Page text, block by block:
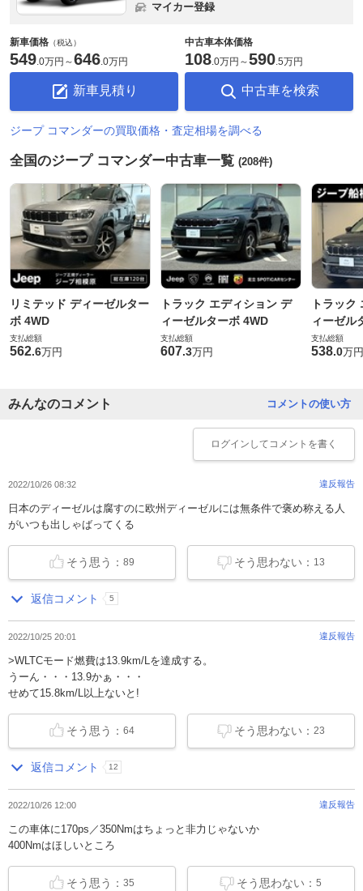
マイカー登録
新車価格 （税込）
549 0万円 ～646 0万円
新車見積り
中古車本体価格
108 0万円 ～590 5万円
中古車を検索
ジープ コマンダーの買取価格・査定相場を調べる
全国のジープ コマンダー中古車一覧 (208件)
リミテッド ディーゼルター
ボ 4WD
支払総額
562.6万円
トラック エディション デ
ィーゼルターボ 4WD
支払総額
607.3万円
トラック
ィーゼル
支払総額
538.0万円
コメントの使い方
みんなのコメント
ログイン してコメントを書く
2022/10/26 08:32 違反報告
日本のディーゼルは腐すのに欧州ディーゼルには無条件で褒め称える人
がいつも出しゃばってくる
そう思わない： 13
そう思う：89
返信コメント 5
2022/10/25 20:01 違反報告
>WLTCモード燃費は13.9km/Lを達成する。
うーん・・・13.9かぁ・・・
せめて15.8km/L以上ないと!
そう思わない： 23
そう思う：64
返信コメント 12
2022/10/26 12:00 違反報告
この車体に170ps／350Nmはちょっと非力じゃないか
400Nmはほしいところ
そう思わない：5
そう思う：35